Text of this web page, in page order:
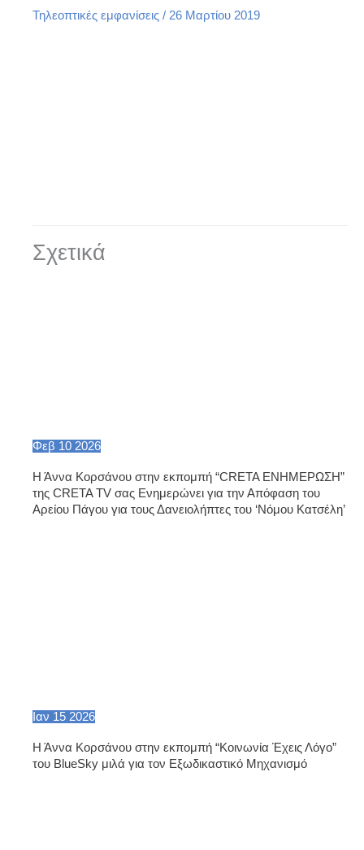
Τηλεοπτικές εμφανίσεις / 26 Μαρτίου 2019
Σχετικά
Φεβ 10 2026
Η Άννα Κορσάνου στην εκπομπή “CRETA ΕΝΗΜΕΡΩΣΗ”
της CRETA TV σας Ενημερώνει για την Απόφαση του
Αρείου Πάγου για τους Δανειολήπτες του ‘Νόμου Κατσέλη’
Ιαν 15 2026
Η Άννα Κορσάνου στην εκπομπή “Κοινωνία Έχεις Λόγο”
του BlueSky μιλά για τον Εξωδικαστικό Μηχανισμό